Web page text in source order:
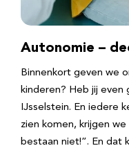
Autonomie –
Binnenkort geven we
kinderen? Heb jij even
IJsselstein. En iedere
zien komen, krijgen
bestaan niet!”. En dat